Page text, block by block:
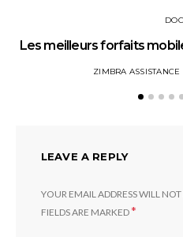
Les meilleurs forfaits
ZIMBRA ASSISTANCE
LEAVE A REPLY
YOUR EMAIL ADDRESS WILL NOT
FIELDS ARE MARKED*